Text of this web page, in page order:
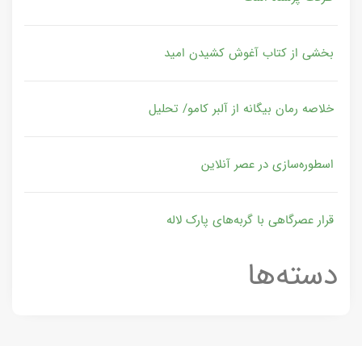
بخشی از کتاب آغوش کشیدن امید
خلاصه رمان بیگانه از آلبر کامو/ تحلیل
اسطوره‌سازی در عصر آنلاین
قرار عصرگاهی با گربه‌های پارک لاله
دسته‌ها